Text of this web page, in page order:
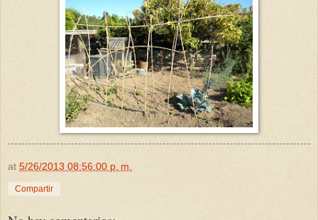
at 5/26/2013 08:56:00 p. m.
Compartir